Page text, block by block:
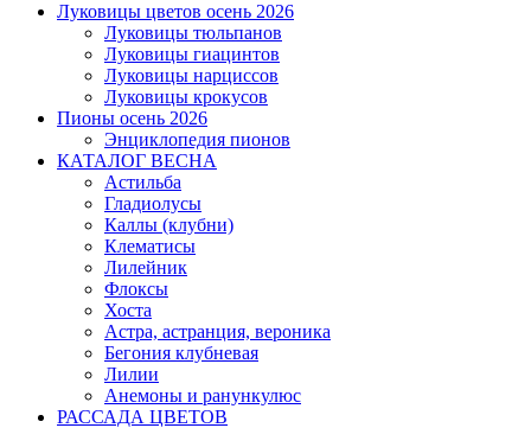
Луковицы цветов осень 2026
Луковицы тюльпанов
Луковицы гиацинтов
Луковицы нарциссов
Луковицы крокусов
Пионы осень 2026
Энциклопедия пионов
КАТАЛОГ ВЕСНА
Астильба
Гладиолусы
Каллы (клубни)
Клематисы
Лилейник
Флоксы
Хоста
Астра, астранция, вероника
Бегония клубневая
Лилии
Анемоны и ранункулюс
РАССАДА ЦВЕТОВ